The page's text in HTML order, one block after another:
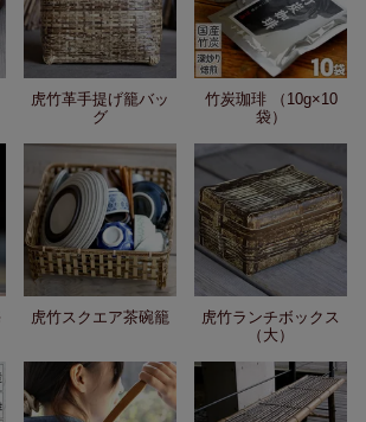
虎竹革手提げ籠バッ
グ
竹炭珈琲 （10g×10
袋）
虎竹スクエア茶碗籠
虎竹ランチボックス
（大）